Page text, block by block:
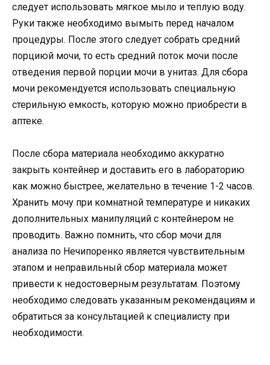
следует использовать мягкое мыло и теплую воду.
Руки также необходимо вымыть перед началом
процедуры. После этого следует собрать средний
порциюй мочи, то есть средний поток мочи после
отведения первой порции мочи в унитаз. Для сбора
мочи рекомендуется использовать специальную
стерильную емкость, которую можно приобрести в
аптеке.
После сбора материала необходимо аккуратно
закрыть контейнер и доставить его в лабораторию
как можно быстрее, желательно в течение 1-2 часов.
Хранить мочу при комнатной температуре и никаких
дополнительных манипуляций с контейнером не
проводить. Важно помнить, что сбор мочи для
анализа по Нечипоренко является чувствительным
этапом и неправильный сбор материала может
привести к недостоверным результатам. Поэтому
необходимо следовать указанным рекомендациям и
обратиться за консультацией к специалисту при
необходимости.